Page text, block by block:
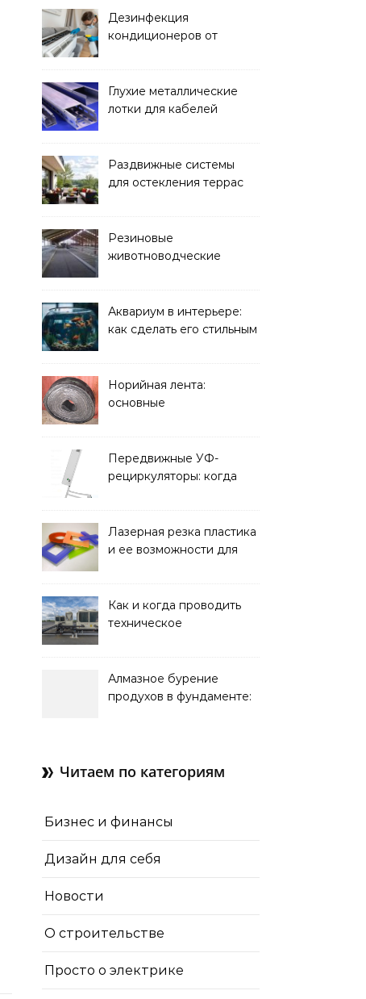
Дезинфекция
кондиционеров от
Глухие металлические
лотки для кабелей
Раздвижные системы
для остекления террас
Резиновые
животноводческие
решать
Аквариум в интерьере:
как сделать его стильным
Норийная лента:
основные
и советы по выбору
Передвижные УФ-
рециркуляторы: когда
Лазерная резка пластика
и ее возможности для
Как и когда проводить
техническое
Алмазное бурение
продухов в фундаменте:
Читаем по категориям
Бизнес и финансы
Дизайн для себя
Новости
О строительстве
Просто о электрике